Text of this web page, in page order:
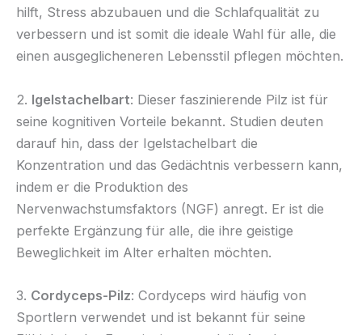
hilft, Stress abzubauen und die Schlafqualität zu
verbessern und ist somit die ideale Wahl für alle, die
einen ausgeglicheneren Lebensstil pflegen möchten.
2. Igelstachelbart: Dieser faszinierende Pilz ist für
seine kognitiven Vorteile bekannt. Studien deuten
darauf hin, dass der Igelstachelbart die
Konzentration und das Gedächtnis verbessern kann,
indem er die Produktion des
Nervenwachstumsfaktors (NGF) anregt. Er ist die
perfekte Ergänzung für alle, die ihre geistige
Beweglichkeit im Alter erhalten möchten.
3. Cordyceps-Pilz: Cordyceps wird häufig von
Sportlern verwendet und ist bekannt für seine